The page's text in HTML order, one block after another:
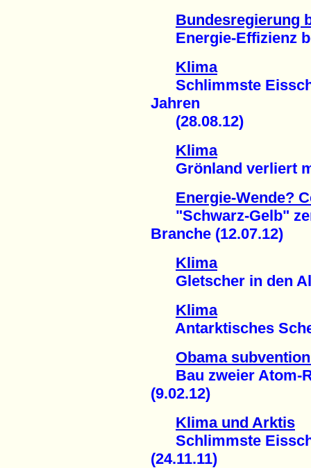
Bundesregierung
Energie-Effizienz
Klima
Schlimmste
Jahren
(28.08.12)
Klima
Grönland verliert
Energie-Wende?
"Schwarz-Gelb"
Branche (12.07.12)
Klima
Gletscher in den
Klima
Antarktisches
Obama
Bau zweier Atom-
(9.02.12)
Klima und Arktis
Schlimmste
(24.11.11)